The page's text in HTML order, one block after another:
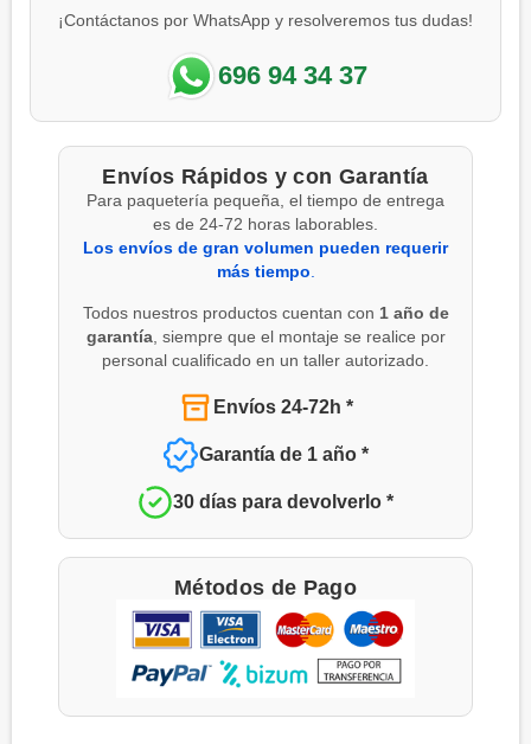
¡Contáctanos por WhatsApp y resolveremos tus dudas!
696 94 34 37
Envíos Rápidos y con Garantía
Para paquetería pequeña, el tiempo de entrega
es de 24-72 horas laborables.
Los envíos de gran volumen pueden requerir
más tiempo
Todos nuestros productos cuentan con 1 año de
garantía, siempre que el montaje se realice por
personal cualificado en un taller autorizado.
Envíos 24-72h *
Garantía de 1 año *
30 días para devolverlo *
Métodos de Pago